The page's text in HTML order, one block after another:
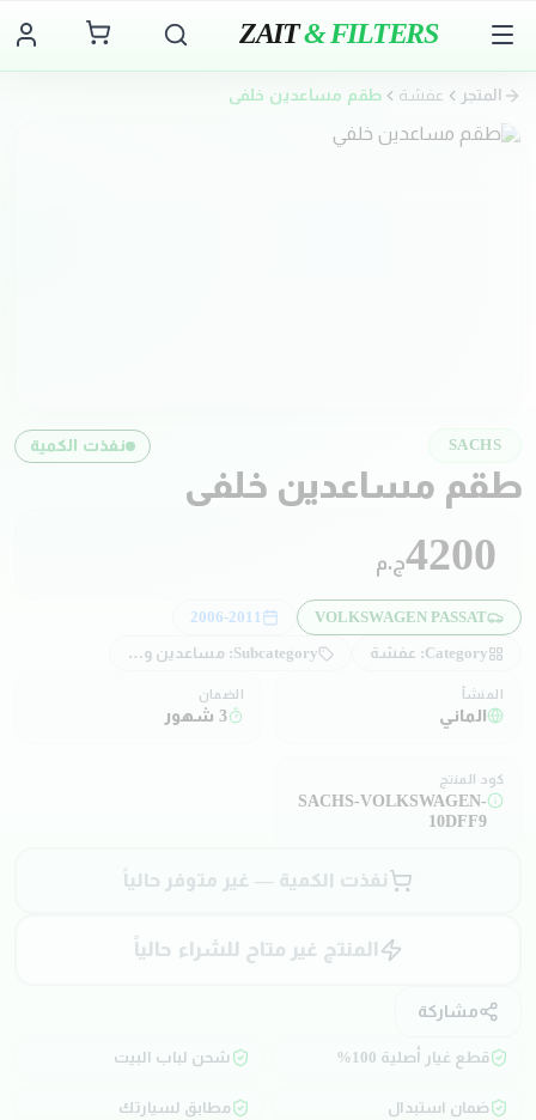
ZAIT& FILTERS
المتجر عفشة طقم مساعدين خلفي
SACHS نفذت الكمية
طقم مساعدين خلفي
4200ج.م
VOLKSWAGEN PASSAT
2006-2011
Category: عفشة Subcategory: مساعدين و صدادات
المنشأ
الماني
الضمان
3 شهور
كود المنتج
SACHS-VOLKSWAGEN-
10DFF9
نفذت الكمية — غير متوفر حالياً
المنتج غير متاح للشراء حالياً
مشاركة
قطع غيار أصلية 100% شحن لباب البيت
ضمان استبدال مطابق لسيارتك